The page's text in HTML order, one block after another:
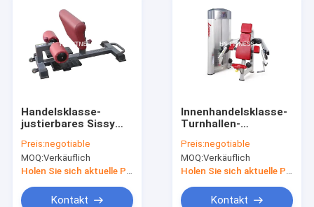
Handelsklasse-
justierbares Sissy
For-Body Building
Preis:negotiable
MOQ:Verkäuflich
Holen Sie sich aktuelle Preis
Kontakt
Innenhandelsklasse-
Turnhallen-
Eignung
Sitzbizepscurl-
Maschine
Preis:negotiable
MOQ:Verkäuflich
Holen Sie sich aktuelle Preis
Kontakt